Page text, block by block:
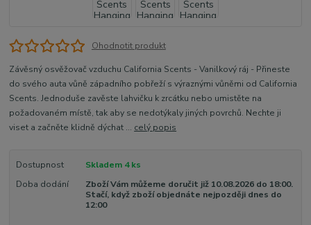
Ohodnotit produkt
Závěsný osvěžovač vzduchu California Scents - Vanilkový ráj - Přineste
do svého auta vůně západního pobřeží s výraznými vůněmi od California
Scents. Jednoduše zavěste lahvičku k zrcátku nebo umistěte na
požadovaném místě, tak aby se nedotýkaly jiných povrchů. Nechte ji
viset a začněte klidně dýchat ... celý popis
Dostupnost
Skladem 4 ks
Doba dodání
Zboží Vám můžeme doručit již 10.08.2026 do 18:00.
Stačí, když zboží objednáte nejpozději dnes do
12:00